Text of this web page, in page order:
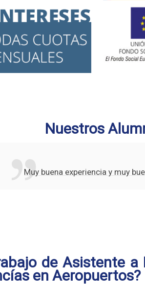
Nuestros
Muy buena experiencia y muy
de Asistente a
en Aeropuertos?